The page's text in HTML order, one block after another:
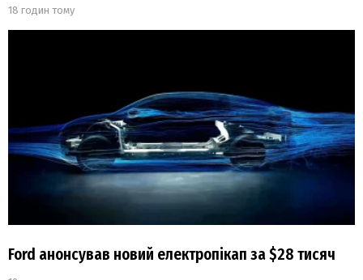
18 годин тому
Ford анонсував новий електропікап за $28 тисяч